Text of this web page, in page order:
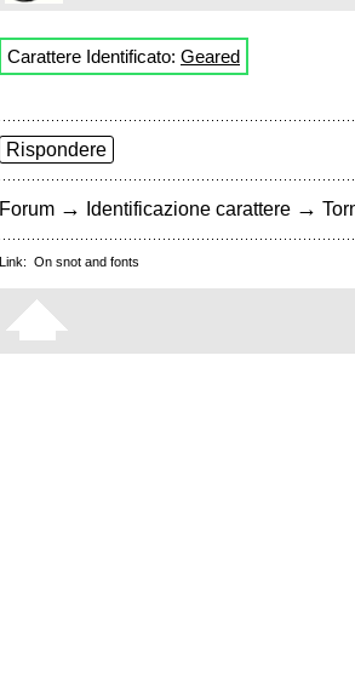
Carattere Identificato: Geared
Rispondere
Forum → Identificazione carattere →
Link: On snot and fonts